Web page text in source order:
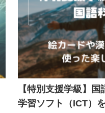
【特別支援学級】
学習ソフト（ICT）